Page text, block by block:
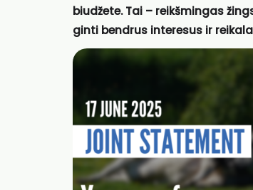
biudžete. Tai – reikšmingas
ginti bendrus interesus ir